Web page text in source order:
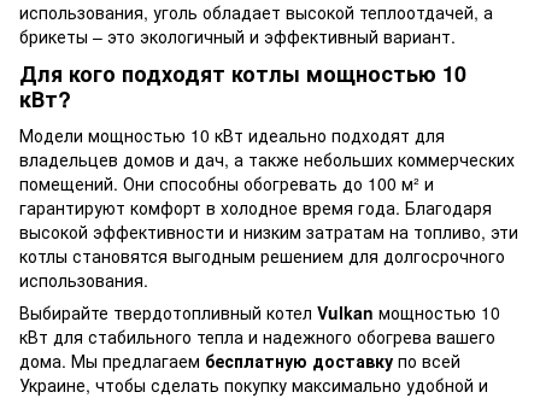
использования, уголь обладает высокой теплоотдачей, а
брикеты – это экологичный и эффективный вариант.
Для кого подходят котлы мощностью 10
кВт?
Модели мощностью 10 кВт идеально подходят для
владельцев домов и дач, а также небольших коммерческих
помещений. Они способны обогревать до 100 м² и
гарантируют комфорт в холодное время года. Благодаря
высокой эффективности и низким затратам на топливо, эти
котлы становятся выгодным решением для долгосрочного
использования.
Выбирайте твердотопливный котел Vulkan мощностью 10
кВт для стабильного тепла и надежного обогрева вашего
дома. Мы предлагаем бесплатную доставку по всей
Украине, чтобы сделать покупку максимально удобной и